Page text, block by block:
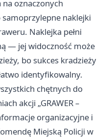
oznaczonych
naklejki
Naklejka pełni
— jej widoczność może
bo sukces kradzieży
identyfikowalny.
chętnych do
akcji „GRAWER –
organizacyjne i
Miejską Policji w